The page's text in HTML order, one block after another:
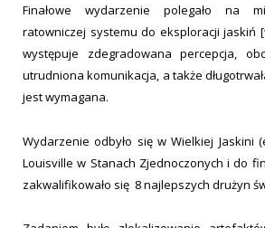
Finałowe wydarzenie polegało na
ratowniczej systemu do eksploracji jaskiń [
występuje zdegradowana percepcja,
utrudniona komunikacja, a także
jest wymagana.
Wydarzenie odbyło się w Wielkiej Jaskini
Louisville w Stanach Zjednoczonych i do
zakwalifikowało się 8 najlepszych drużyn